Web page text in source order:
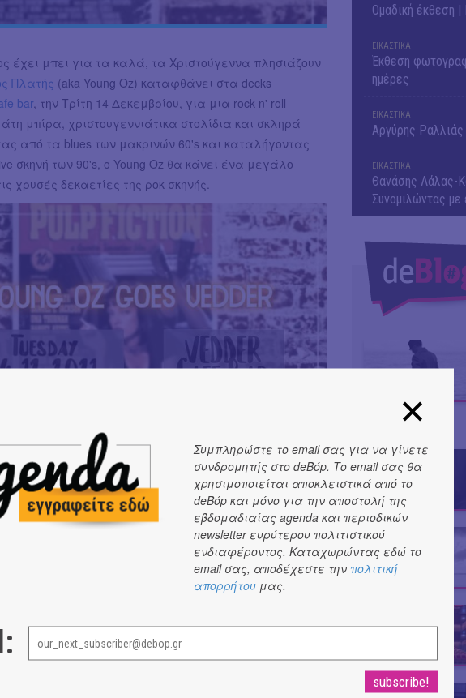
έχει μπει για τα καλά, τα Χριστούγεννα πλησιάζουν
Πλατής (aka Young Oz) καταφθάνει στα decks
bar , την Τρίτη 14 Δεκεμβρίου, για μια rock n' roll
μπίρα, χριστουγεννιάτικα στολίδια και σκληρά
από τα blues των μακρινών 60's και καταλήγοντας
σκηνή των 90's, o Young Oz θα κάνει ένα μεγάλο
χρυσές δεκαετίες της ροκ σκηνής.
Έφη Χρυσού →
Ομαδική έκθεση
ΕΙΚΑΣΤΙΚΑ
Έκθεση
ημέρες
ΕΙΚΑΣΤΙΚΑ
Αργύρης Ραλλιάς
ΕΙΚΑΣΤΙΚΑ
Θανάσης Λάλας-
Συνομιλώντας με
Συμπληρώστε το email σας για να γίνετε
συνδρομητής στο deBόp. Το email σας θα
χρησιμοποιείται αποκλειστικά από το
deBόp και μόνο για την αποστολή της
εβδομαδιαίας agenda και περιοδικών
newsletter ευρύτερου πολιτιστικού
ενδιαφέροντος. Καταχωρώντας εδώ το
email σας, αποδέχεστε την πολιτική
απορρήτου μας.